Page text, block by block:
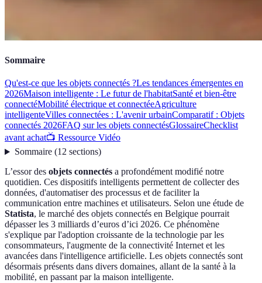
Sommaire
Qu'est-ce que les objets connectés ?Les tendances émergentes en
2026Maison intelligente : Le futur de l'habitatSanté et bien-être
connectéMobilité électrique et connectéeAgriculture
intelligenteVilles connectées : L'avenir urbainComparatif : Objets
connectés 2026FAQ sur les objets connectésGlossaireChecklist
avant achat📺 Ressource Vidéo
Sommaire(12 sections)
L’essor des objets connectés a profondément modifié notre
quotidien. Ces dispositifs intelligents permettent de collecter des
données, d'automatiser des processus et de faciliter la
communication entre machines et utilisateurs. Selon une étude de
Statista, le marché des objets connectés en Belgique pourrait
dépasser les 3 milliards d’euros d’ici 2026. Ce phénomène
s'explique par l'adoption croissante de la technologie par les
consommateurs, l'augmente de la connectivité Internet et les
avancées dans l'intelligence artificielle. Les objets connectés sont
désormais présents dans divers domaines, allant de la santé à la
mobilité, en passant par la maison intelligente.